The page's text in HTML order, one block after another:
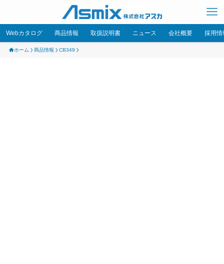
Webカタログ 商品情報 取扱説明書 ニュース 会社概要 採用情
ホーム 商品情報 CB349